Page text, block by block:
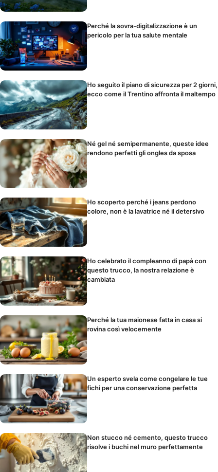
Perché la sovra-digitalizzazione è un
pericolo per la tua salute mentale
Ho seguito il piano di sicurezza per 2 giorni,
ecco come il Trentino affronta il maltempo
Né gel né semipermanente, queste idee
rendono perfetti gli ongles da sposa
Ho scoperto perché i jeans perdono
colore, non è la lavatrice né il detersivo
Ho celebrato il compleanno di papà con
questo trucco, la nostra relazione è
cambiata
Perché la tua maionese fatta in casa si
rovina così velocemente
Un esperto svela come congelare le tue
fichi per una conservazione perfetta
Non stucco né cemento, questo trucco
risolve i buchi nel muro perfettamente